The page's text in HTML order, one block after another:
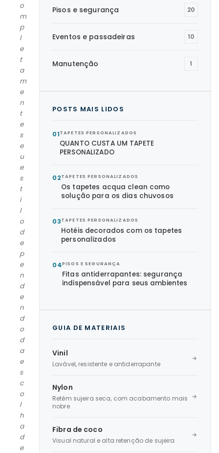
o
m
p
l
e
t
a
m
e
n
t
e
s
e
u
e
s
t
i
l
o
d
e
p
e
n
d
e
n
d
o
d
a
e
s
c
o
l
h
a
d
e
Pisos e segurança 20
Eventos e passadeiras 10
Manutenção 1
POSTS MAIS LIDOS
01TAPETES PERSONALIZADOS
QUANTO CUSTA UM TAPETE
PERSONALIZADO
02TAPETES PERSONALIZADOS
Os tapetes acqua clean como
solução para os dias chuvosos
03TAPETES PERSONALIZADOS
Hotéis decorados com os tapetes
personalizados
04PISOS E SEGURANÇA
Fitas antiderrapantes: segurança
indispensável para seus ambientes
GUIA DE MATERIAIS
Vinil
Lavável, resistente e antiderrapante
Nylon
Retém sujeira seca, com acabamento mais
nobre
Fibra de coco
Visual natural e alta retenção de sujeira